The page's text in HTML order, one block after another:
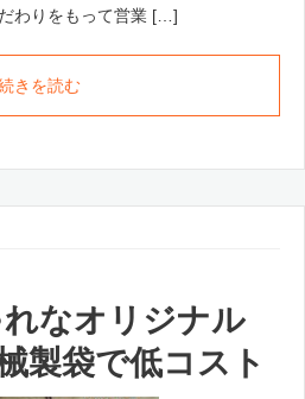
わりをもって営業 […]
きを読む
なオリジナル
製袋で低コスト